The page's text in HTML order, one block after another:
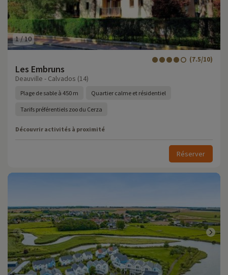
1/10
Les Embruns
(7.5/10)
Deauville - Calvados (14)
Plage de sable à 450 m Quartier calme et résidentiel
Tarifs préférentiels zoo du Cerza
Découvrir activités à proximité
Réserver